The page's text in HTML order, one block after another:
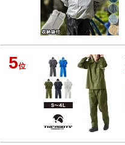
5位